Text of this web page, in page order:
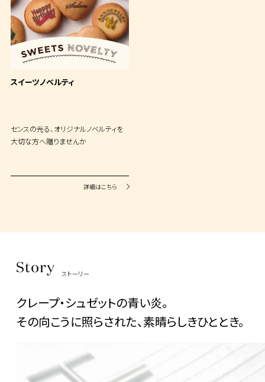
スイーツノベルティ
センスの光る、オリジナルノベルティを
大切な方へ贈りませんか
詳細はこちら
ストーリー
クレープ・シュゼットの青い炎。
その向こうに照らされた、素晴らしきひととき。